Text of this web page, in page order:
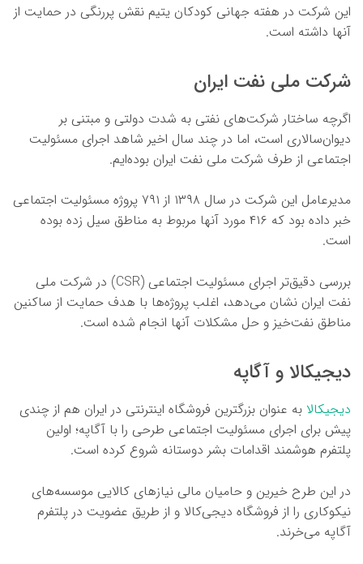
این شرکت در هفته جهانی کودکان یتیم نقش پررنگی در حمایت از
آنها داشته است.
شرکت ملی نفت ایران
اگرچه ساختار شرکت‌های نفتی به شدت دولتی و مبتنی بر
دیوان‌سالاری است، اما در چند سال اخیر شاهد اجرای مسئولیت
اجتماعی از طرف شرکت ملی نفت ایران بوده‌ایم.
مدیرعامل این شرکت در سال ۱۳۹۸ از ۷۹۱ پروژه مسئولیت اجتماعی
خبر داده بود که ۴۱۶ مورد آنها مربوط به مناطق سیل زده بوده
است.
بررسی دقیق‌تر اجرای مسئولیت اجتماعی (CSR) در شرکت ملی
نفت ایران نشان می‌دهد، اغلب پروژه‌ها با هدف حمایت از ساکنین
مناطق نفت‌خیز و حل مشکلات آنها انجام شده است.
دیجیکالا و آگاپه
دیجیکالا به عنوان بزرگترین فروشگاه اینترنتی در ایران هم از چندی
پیش برای اجرای مسئولیت اجتماعی طرحی را با آگاپه؛ اولین
پلتفرم هوشمند اقدامات بشر دوستانه شروع کرده است.
در این طرح خیرین و حامیان مالی نیازهای کالایی موسسه‌های
نیکوکاری را از فروشگاه دیجی‌کالا و از طریق عضویت در پلتفرم
آگاپه می‌خرند.